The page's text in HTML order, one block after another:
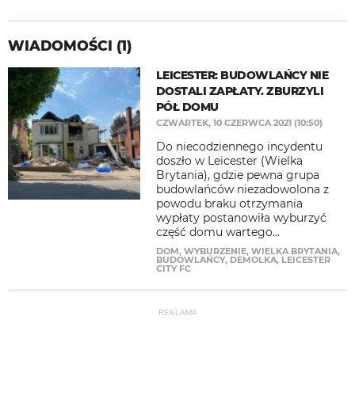
WIADOMOŚCI (1)
LEICESTER: BUDOWLAŃCY NIE
DOSTALI ZAPŁATY. ZBURZYLI
PÓŁ DOMU
CZWARTEK, 10 CZERWCA 2021 (10:50)
Do niecodziennego incydentu
doszło w Leicester (Wielka
Brytania), gdzie pewna grupa
budowlańców niezadowolona z
powodu braku otrzymania
wypłaty postanowiła wyburzyć
część domu wartego...
DOM, WYBURZENIE, WIELKA BRYTANIA,
BUDOWLAŃCY, DEMOLKA, LEICESTER
CITY FC
REKLAMA